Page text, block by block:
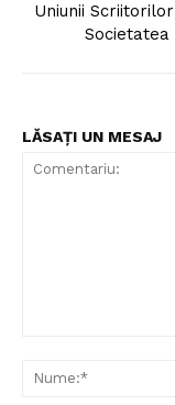
Uniunii
Societatea
LĂSAȚI UN MESAJ